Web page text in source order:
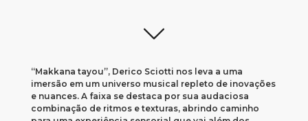
“Makkana tayou”, Derico Sciotti nos leva a uma
imersão em um universo musical repleto de inovações
e nuances. A faixa se destaca por sua audaciosa
combinação de ritmos e texturas, abrindo caminho